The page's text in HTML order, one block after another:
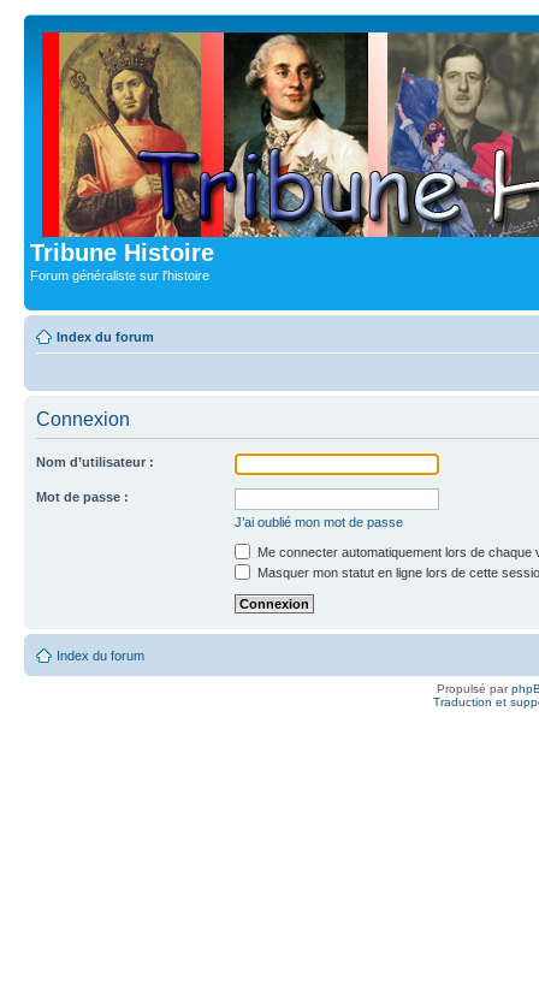
Tribune Histoire
Forum généraliste sur l'histoire
Index du forum
Connexion
Nom d’utilisateur :
Mot de passe :
J’ai oublié mon mot de passe
Me connecter automatiquement lors de chaque
Masquer mon statut en ligne lors de cette
Index du forum
Propulsé par
Traduction et